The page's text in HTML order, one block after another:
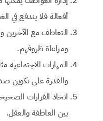
أفعالة فلا يندفع في
التعاطف مع الآخرين
ومراعاة ظروفهم.
المهارات الاجتماعية
والقدرة على تكوين
اتخاذ القرارات
بين العاطفة والعقل.